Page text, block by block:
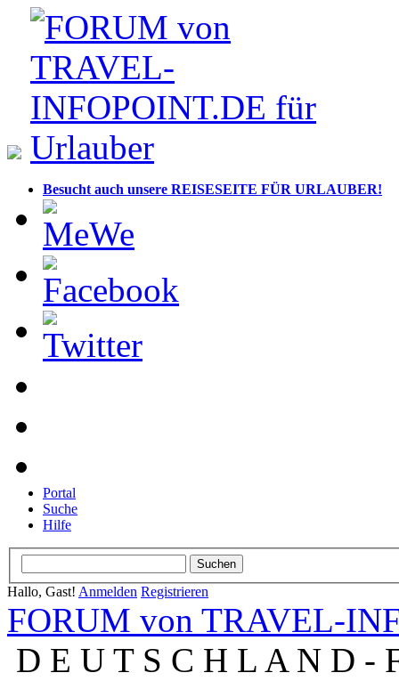
Besucht auch unsere REISESEITE FÜR URLAUBER!
Portal
Suche
Hilfe
Hallo, Gast! Anmelden Registrieren
FORUM von TRAVEL-
D E U T S C H L A N D -